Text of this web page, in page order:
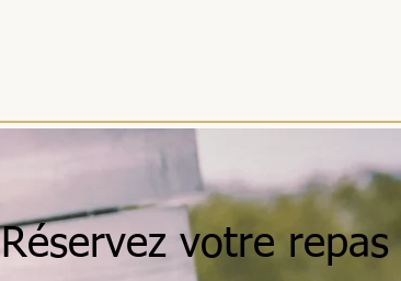
Réservez votre repas